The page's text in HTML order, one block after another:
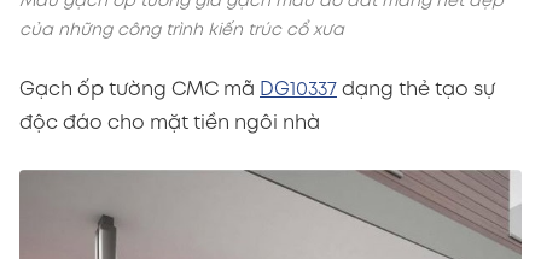
của những công trình kiến trúc cổ xưa
Gạch ốp tường CMC mã DG10337 dạng thẻ tạo sự
độc đáo cho mặt tiền ngôi nhà